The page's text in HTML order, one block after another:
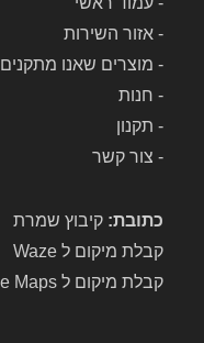
-אזור השירות
- מוצרים שאנו מתקנים
- חנות
- תקנון
- צור קשר
כתובת: קיבוץ שמרת
קבלת מיקום ל Waze
קבלת מיקום ל Google Maps